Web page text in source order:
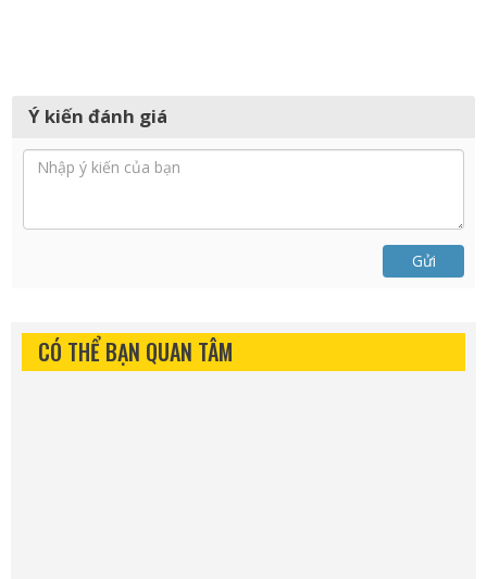
Ý kiến đánh giá
Gửi
CÓ THỂ BẠN QUAN TÂM